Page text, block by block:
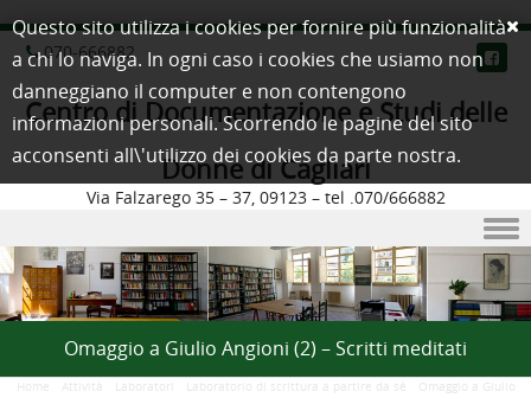
070-666882
Centro di Documentazione e Studi delle
Donne di Cagliari
Via Falzarego 35 – 37, 09123 – tel .070/666882
Skip to content
Omaggio a Giulio Angioni (2) – Scritti meditati
Home Attività Laboratori Laboratorio di scrittura a partire da sé
Omaggio a Giulio
Questo sito utilizza i cookies per fornire più funzionalità
a chi lo naviga. In ogni caso i cookies che usiamo non
danneggiano il computer e non contengono
informazioni personali. Scorrendo le pagine del sito
acconsenti all\'utilizzo dei cookies da parte nostra.